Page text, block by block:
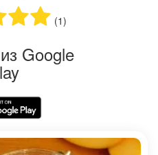
(1)
Google